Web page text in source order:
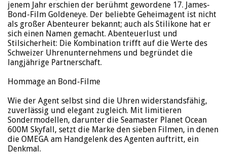
jenem Jahr erschien der berühmt gewordene 17. James-
Bond-Film Goldeneye. Der beliebte Geheimagent ist nicht
als großer Abenteurer bekannt; auch als Stilikone hat er
sich einen Namen gemacht. Abenteuerlust und
Stilsicherheit: Die Kombination trifft auf die Werte des
Schweizer Uhrenunternehmens und begründet die
langjährige Partnerschaft.
Hommage an Bond-Filme
Wie der Agent selbst sind die Uhren widerstandsfähig,
zuverlässig und elegant zugleich. Mit limitieren
Sondermodellen, darunter die Seamaster Planet Ocean
600M Skyfall, setzt die Marke den sieben Filmen, in denen
die OMEGA am Handgelenk des Agenten auftritt, ein
Denkmal.